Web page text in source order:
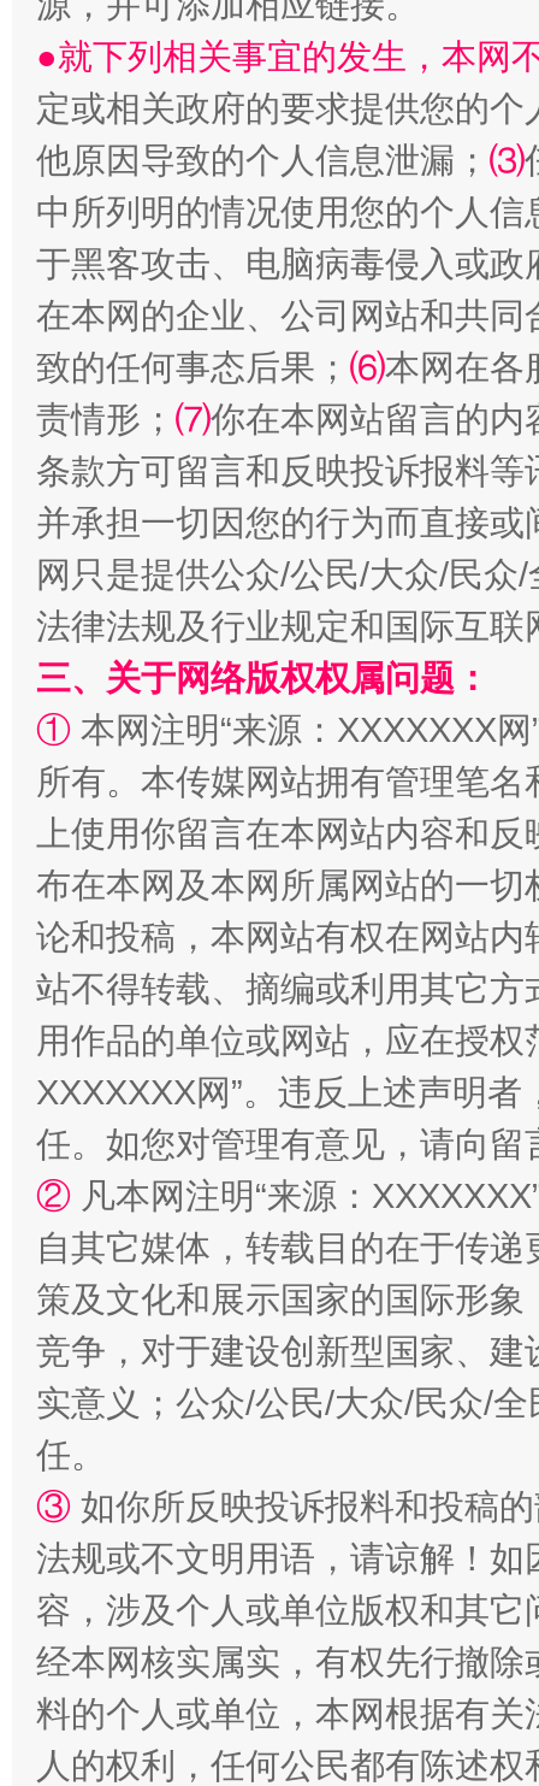
全民健身五年计划来了！等你上场
阿坝州三大球赛在茂县开幕 规模
国家大学科技园优化重塑工作
扯下公款旅游的“隐身衣” 如何以
“蜀中异人”王建安的艺术幻境
●就下列相关事宜的发生，本网
定或相关政府的要求提供您的个
他原因导致的个人信息泄漏； ⑶
中所列明的情况使用您的个人
于黑客攻击、电脑病毒侵入或
在本网的企业、公司网站和共
致的任何事态后果； ⑹本网在各
责情形； ⑺你在本网站留言的内
条款方可留言和反映投诉报料
并承担一切因您的行为而直接
网只是提供公众/公民/大众/民
法律法规及行业规定和国际互
三、关于网络版权权属问题：
① 本网注明“来源：XXXXXXX
所有。本传媒网站拥有管理笔
上使用你留言在本网站内容和
布在本网及本网所属网站的一
论和投稿，本网站有权在网站
站不得转载、摘编或利用其它
用作品的单位或网站，应在授
XXXXXXX网”。违反上述声明
任。如您对管理有意见，请向
② 凡本网注明“来源：
自其它媒体，转载目的在于传
策及文化和展示国家的国际形
竞争，对于建设创新型国家、
实意义；公众/公民/大众/民众/
任。
③ 如你所反映投诉报料和投稿
法规或不文明用语，请谅解！
容，涉及个人或单位版权和其它
经本网核实属实，有权先行撤
料的个人或单位，本网根据有
人的权利，任何公民都有陈述